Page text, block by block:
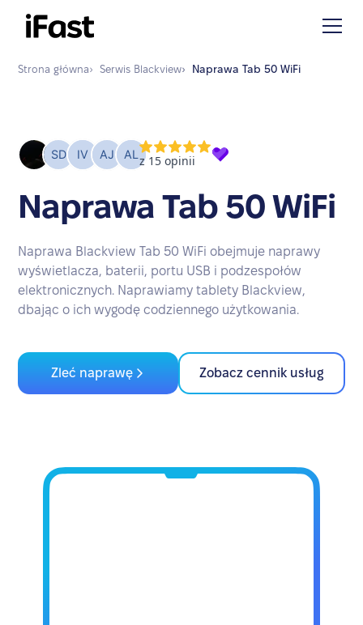
Strona główna› Serwis Blackview› Naprawa Tab 50 WiFi
Naprawa Tab 50 WiFi
Naprawa Blackview Tab 50 WiFi obejmuje naprawy
wyświetlacza, baterii, portu USB i podzespołów
elektronicznych. Naprawiamy tablety Blackview,
dbając o ich wygodę codziennego użytkowania.
Zleć naprawę Zobacz cennik usług